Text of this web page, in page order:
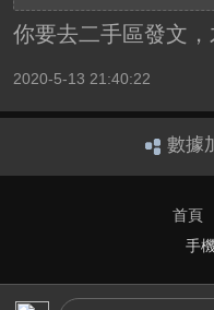
你要去二手區發文，
2020-5-13 21:40:22
數據
首頁
手